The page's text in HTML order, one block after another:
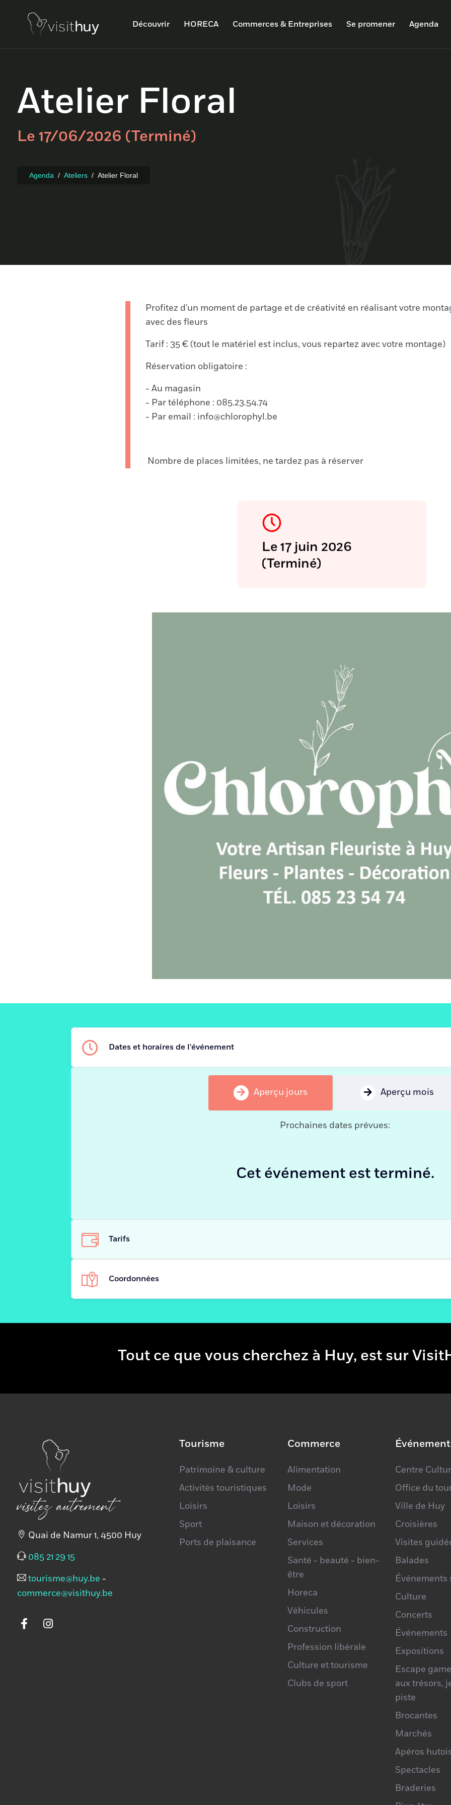
Découvrir HORECA Commerces & Entreprises Se promener Agenda
Atelier Floral
Le 17/06/2026 (Terminé)
Agenda Ateliers Atelier Floral
Profitez d'un moment de partage et de créativité en réalisant votre
avec des fleurs
Tarif : 35 € (tout le matériel est inclus, vous repartez avec votre montage)
Réservation obligatoire :
- Au magasin
- Par téléphone : 085.23.54.74
- Par email : info@chlorophyl.be
Nombre de places limitées, ne tardez pas à réserver
Le 17 juin 2026
(Terminé)
Dates et horaires de l'événement
Aperçu jours Aperçu mois
Prochaines dates prévues:
Cet événement est terminé.
Tarifs
Coordonnées
Adresse e-mail
Atelier Floral
Tout ce que vous cherchez à Huy, est sur
visitez autrement
Quai de Namur 1, 4500 Huy
085 21 29 15
tourisme@huy.be -
commerce@visithuy.be
Tourisme
Patrimoine & culture
Activités touristiques
Loisirs
Sport
Ports de plaisance
Commerce
Alimentation
Mode
Loisirs
Maison et décoration
Services
Santé - beauté - bien-
être
Horeca
Véhicules
Construction
Profession libérale
Culture et tourisme
Clubs de sport
Centre
Office du
Ville de Huy
Croisières
Visites
Balades
Événements
Culture
Concerts
Événements
Expositions
Escape
aux trésors,
piste
Brocantes
Marchés
Apéros
Spectacles
Braderies